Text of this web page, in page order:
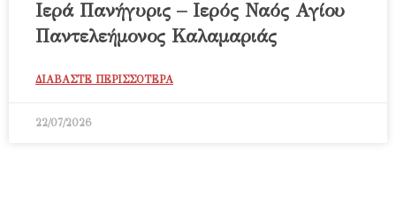
Ιερά Πανήγυρις – Ιερός Ναός Αγίου
Παντελεήμονος Καλαμαριάς
ΔΙΑΒΑΣΤΕ ΠΕΡΙΣΣΟΤΕΡΑ
22/07/2026